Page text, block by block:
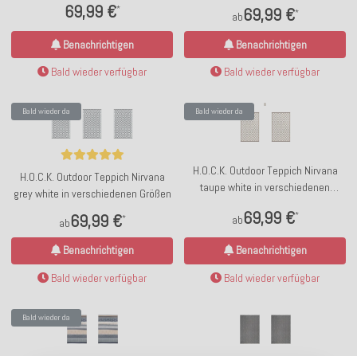
69,99 €*
Benachrichtigen
Bald wieder verfügbar
ab69,99 €*
Benachrichtigen
Bald wieder verfügbar
Bald wieder da
H.O.C.K. Outdoor Teppich Nirvana
grey white in verschiedenen Größen
ab69,99 €*
Benachrichtigen
Bald wieder verfügbar
Bald wieder da
H.O.C.K. Outdoor Teppich Nirvana
taupe white in verschiedenen
ab69,99 €*
Benachrichtigen
Bald wieder verfügbar
Bald wieder da